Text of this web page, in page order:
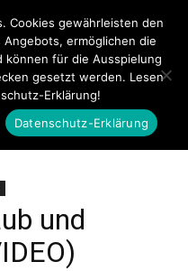
und
Cookies gewährleisten den
ermöglichen die
können für die Ausspielung
gesetzt werden. Lesen
Erklärung!
Datenschutz-Erklärung